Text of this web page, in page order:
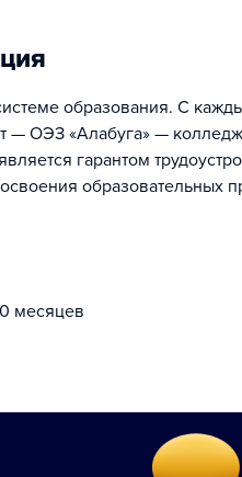
образования. С
— ОЭЗ «Алабуга» —
гарантом
образовательных
месяцев